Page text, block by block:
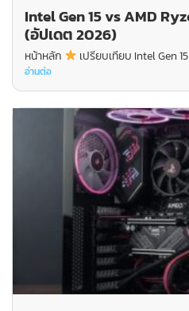
Intel Gen 15 vs AMD
(อัปเดต 2026)
หน้าหลัก เปรียบเทียบ Intel Gen
อ่านต่อ